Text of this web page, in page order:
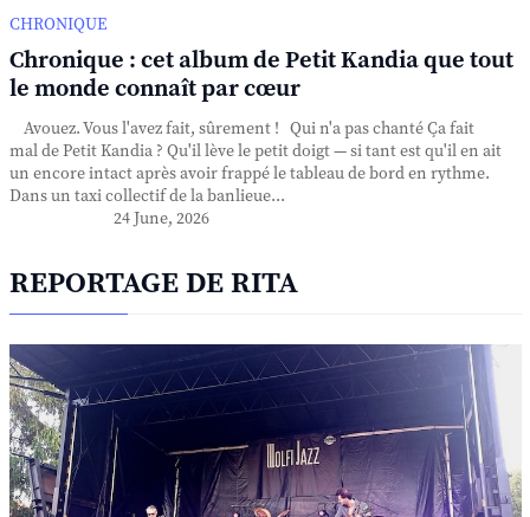
CHRONIQUE
Chronique : cet album de Petit Kandia que tout
le monde connaît par cœur
Avouez. Vous l'avez fait, sûrement ! Qui n'a pas chanté Ça fait
mal de Petit Kandia ? Qu'il lève le petit doigt — si tant est qu'il en ait
un encore intact après avoir frappé le tableau de bord en rythme.
Dans un taxi collectif de la banlieue...
24 June, 2026
REPORTAGE DE RITA